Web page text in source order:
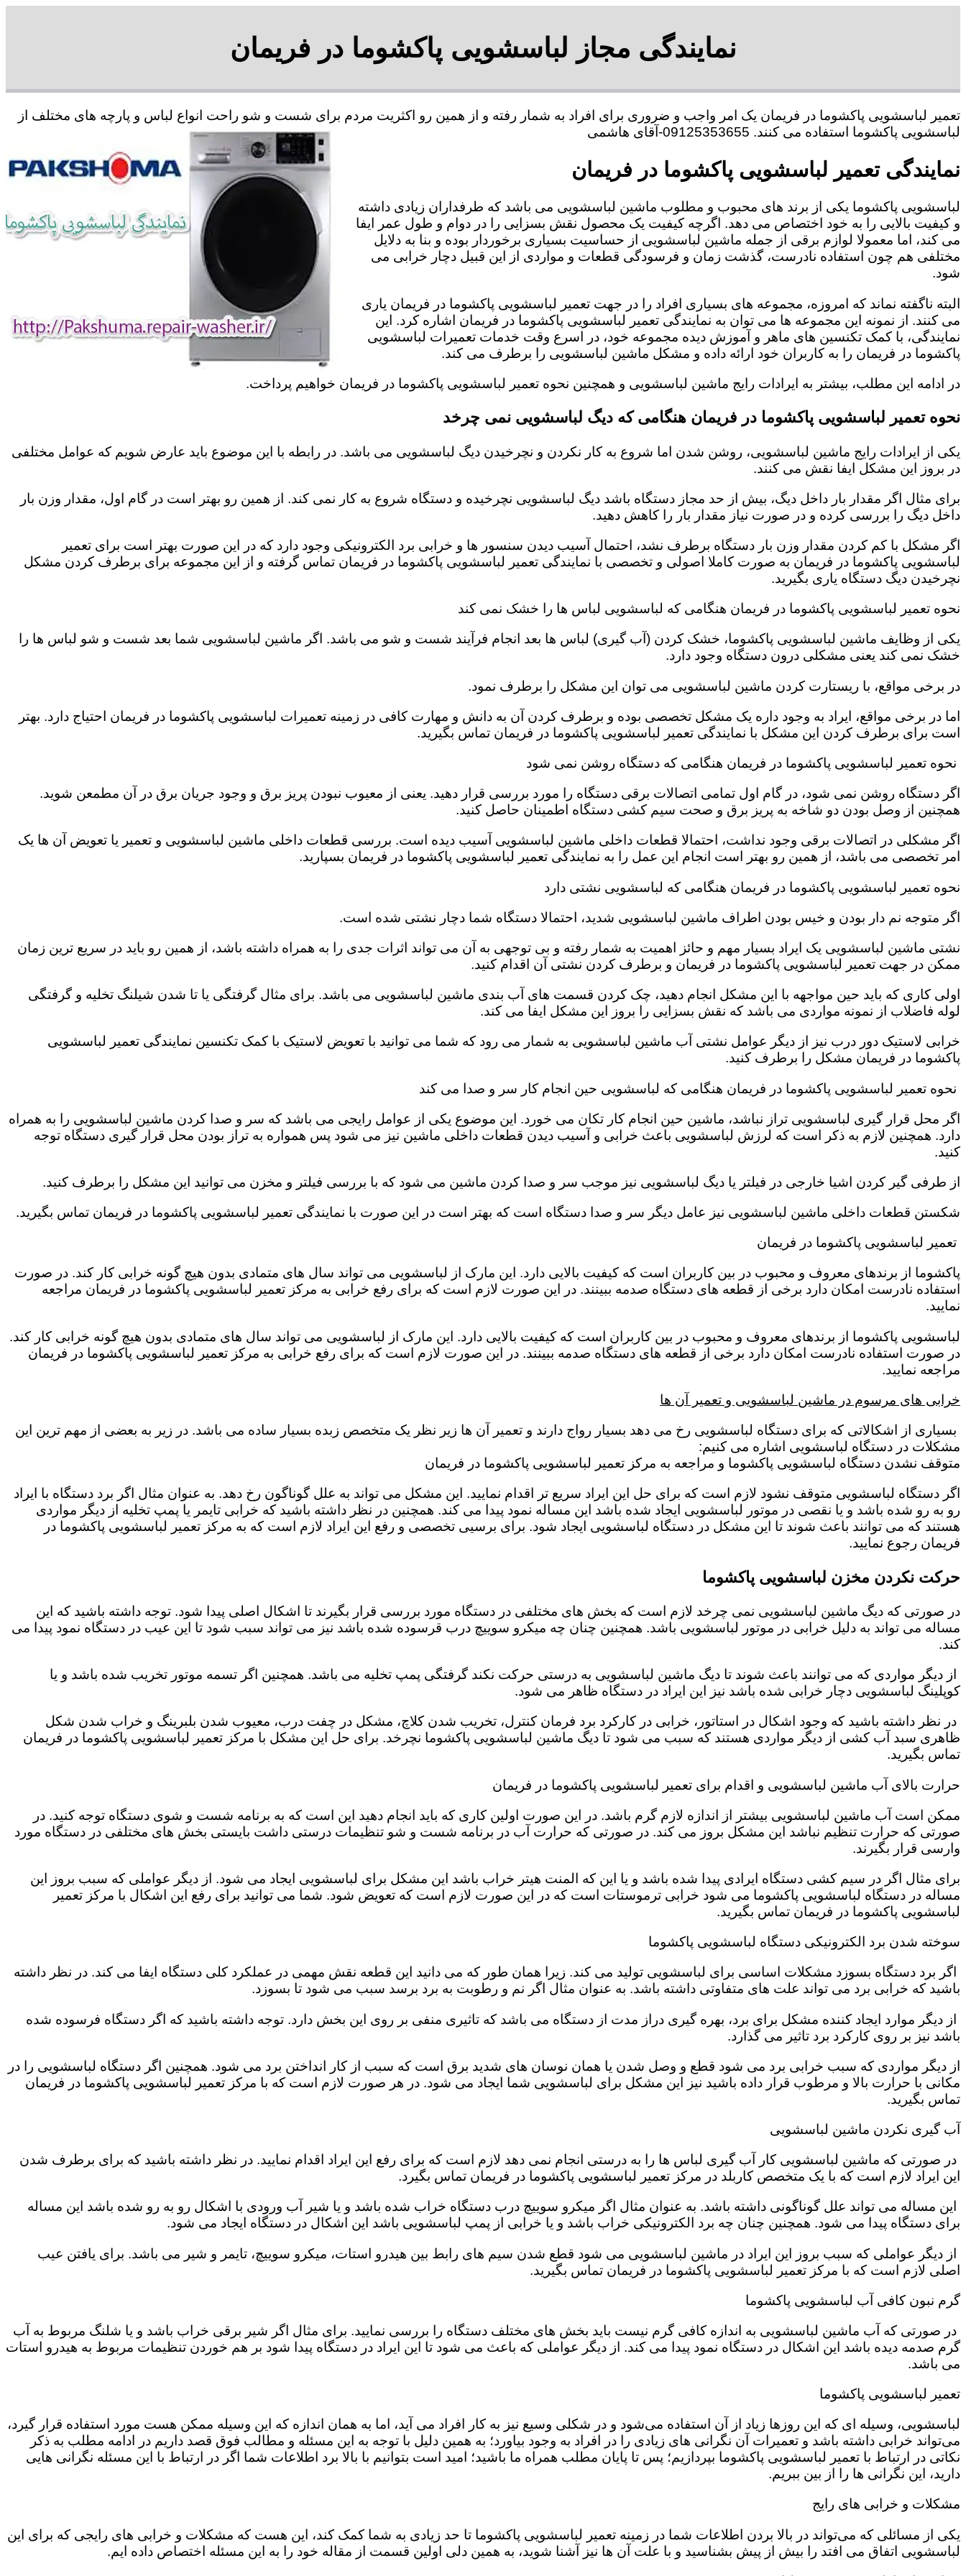
نمایندگی مجاز لباسشویی پاکشوما در فریمان
تعمیر لباسشویی پاکشوما در فریمان یک امر واجب و ضروری برای افراد به شمار رفته و از همین رو اکثریت مردم برای شست و شو راحت انواع لباس و پارچه های مختلف از
لباسشویی پاکشوما استفاده می کنند. 09125353655-آقای هاشمی
نمایندگی تعمیر لباسشویی پاکشوما در فریمان
لباسشویی پاکشوما یکی از برند های محبوب و مطلوب ماشین لباسشویی می باشد که طرفداران زیادی داشته
و کیفیت بالایی را به خود اختصاص می دهد. اگرچه کیفیت یک محصول نقش بسزایی را در دوام و طول عمر ایفا
می کند، اما معمولا لوازم برقی از جمله ماشین لباسشویی از حساسیت بسیاری برخوردار بوده و بنا به دلایل
مختلفی هم چون استفاده نادرست، گذشت زمان و فرسودگی قطعات و مواردی از این قبیل دچار خرابی می
شود.
البته ناگفته نماند که امروزه، مجموعه های بسیاری افراد را در جهت تعمیر لباسشویی پاکشوما در فریمان یاری
می کنند. از نمونه این مجموعه ها می توان به نمایندگی تعمیر لباسشویی پاکشوما در فریمان اشاره کرد. این
نمایندگی، با کمک تکنسین های ماهر و آموزش دیده مجموعه خود، در اسرع وقت خدمات تعمیرات لباسشویی
پاکشوما در فریمان را به کاربران خود ارائه داده و مشکل ماشین لباسشویی را برطرف می کند.
در ادامه این مطلب، بیشتر به ایرادات رایج ماشین لباسشویی و همچنین نحوه تعمیر لباسشویی پاکشوما در فریمان خواهیم پرداخت.
نحوه تعمیر لباسشویی پاکشوما در فریمان هنگامی که دیگ لباسشویی نمی چرخد
یکی از ایرادات رایج ماشین لباسشویی، روشن شدن اما شروع به کار نکردن و نچرخیدن دیگ لباسشویی می باشد. در رابطه با این موضوع باید عارض شویم که عوامل مختلفی
در بروز این مشکل ایفا نقش می کنند.
برای مثال اگر مقدار بار داخل دیگ، بیش از حد مجاز دستگاه باشد دیگ لباسشویی نچرخیده و دستگاه شروع به کار نمی کند. از همین رو بهتر است در گام اول، مقدار وزن بار
داخل دیگ را بررسی کرده و در صورت نیاز مقدار بار را کاهش دهید‌.
اگر مشکل با کم کردن مقدار وزن بار دستگاه برطرف نشد، احتمال آسیب دیدن سنسور ها و خرابی برد الکترونیکی وجود دارد که در این صورت بهتر است برای تعمیر
لباسشویی پاکشوما در فریمان به صورت کاملا اصولی و تخصصی با نمایندگی تعمیر لباسشویی پاکشوما در فریمان تماس گرفته و از این مجموعه برای برطرف کردن مشکل
نچرخیدن دیگ دستگاه یاری بگیرید.
نحوه تعمیر لباسشویی پاکشوما در فریمان هنگامی که لباسشویی لباس ها را خشک نمی کند
یکی از وظایف ماشین لباسشویی پاکشوما، خشک کردن (آب گیری) لباس ها بعد انجام فرآیند شست و شو می باشد. اگر ماشین لباسشویی شما بعد شست و شو لباس ها را
خشک نمی کند یعنی مشکلی درون دستگاه وجود دارد.
در برخی مواقع، با ریستارت کردن ماشین لباسشویی می توان این مشکل را برطرف نمود.
اما در برخی مواقع، ایراد به وجود داره یک مشکل تخصصی بوده و برطرف کردن آن به دانش و مهارت کافی در زمینه تعمیرات لباسشویی پاکشوما در فریمان احتیاج دارد. بهتر
است برای برطرف کردن این مشکل با نمایندگی تعمیر لباسشویی پاکشوما در فریمان تماس بگیرید.
نحوه تعمیر لباسشویی پاکشوما در فریمان هنگامی که دستگاه روشن نمی شود
اگر دستگاه روشن نمی شود، در گام اول تمامی اتصالات برقی دستگاه را مورد بررسی قرار دهید. یعنی از معیوب نبودن پریز برق و وجود جریان برق در آن مطمعن شوید.
همچنین از وصل بودن دو شاخه به پریز برق و صحت سیم کشی دستگاه اطمینان حاصل کنید.
اگر مشکلی در اتصالات برقی وجود نداشت، احتمالا قطعات داخلی ماشین لباسشویی آسیب دیده است‌. بررسی قطعات داخلی ماشین لباسشویی و تعمیر یا تعویض آن ها یک
امر تخصصی می باشد، از همین رو بهتر است انجام این عمل را به نمایندگی تعمیر لباسشویی پاکشوما در فریمان بسپارید.
نحوه تعمیر لباسشویی پاکشوما در فریمان هنگامی که لباسشویی نشتی دارد
اگر متوجه نم دار بودن و خیس بودن اطراف ماشین لباسشویی شدید، احتمالا دستگاه شما دچار نشتی شده است‌.
نشتی ماشین لباسشویی یک ایراد بسیار مهم و حائز اهمیت به شمار رفته و بی توجهی به آن می تواند اثرات جدی را به همراه داشته باشد، از همین رو باید در سریع ترین زمان
ممکن در جهت تعمیر لباسشویی پاکشوما در فریمان و برطرف کردن نشتی آن اقدام کنید.
اولی کاری که باید حین مواجهه با این مشکل انجام دهید، چک کردن قسمت های آب بندی ماشین لباسشویی می باشد. برای مثال گرفتگی یا تا شدن شیلنگ تخلیه و گرفتگی
لوله فاضلاب از نمونه مواردی می باشد که نقش بسزایی را بروز این مشکل ایفا می کند‌‌.
خرابی لاستیک دور درب نیز از دیگر عوامل نشتی آب ماشین لباسشویی به شمار می رود که شما می توانید با تعویض لاستیک با کمک تکنسین نمایندگی تعمیر لباسشویی
پاکشوما در فریمان مشکل را برطرف کنید.
نحوه تعمیر لباسشویی پاکشوما در فریمان هنگامی که لباسشویی حین انجام کار سر و صدا می کند
اگر محل قرار گیری لباسشویی تراز نباشد، ماشین حین انجام کار تکان می خورد‌. این موضوع یکی از عوامل رایجی می باشد که سر و صدا کردن ماشین لباسشویی را به همراه
دارد. همچنین لازم به ذکر است که لرزش لباسشویی باعث خرابی و آسیب دیدن قطعات داخلی ماشین نیز می شود پس همواره به تراز بودن محل قرار گیری دستگاه توجه
کنید.
از طرفی گیر کردن اشیا خارجی در فیلتر یا دیگ لباسشویی نیز موجب سر و صدا کردن ماشین می شود که با بررسی فیلتر و مخزن می توانید این مشکل را برطرف کنید.
شکستن قطعات داخلی ماشین لباسشویی نیز عامل دیگر سر و صدا دستگاه است که بهتر است در این صورت با نمایندگی تعمیر لباسشویی پاکشوما در فریمان تماس بگیرید.
تعمیر لباسشویی پاکشوما در فریمان
پاکشوما از برندهای معروف و محبوب در بین کاربران است که کیفیت بالایی دارد. این مارک از لباسشویی می تواند سال های متمادی بدون هیچ گونه خرابی کار کند. در صورت
استفاده نادرست امکان دارد برخی از قطعه های دستگاه صدمه ببینند. در این صورت لازم است که برای رفع خرابی به مرکز تعمیر لباسشویی پاکشوما در فریمان مراجعه
نمایید.
لباسشویی پاکشوما از برندهای معروف و محبوب در بین کاربران است که کیفیت بالایی دارد. این مارک از لباسشویی می تواند سال های متمادی بدون هیچ گونه خرابی کار کند.
در صورت استفاده نادرست امکان دارد برخی از قطعه های دستگاه صدمه ببینند. در این صورت لازم است که برای رفع خرابی به مرکز تعمیر لباسشویی پاکشوما در فریمان
مراجعه نمایید.
خرابی های مرسوم در ماشین لباسشویی و تعمیر آن ها
بسیاری از اشکالاتی که برای دستگاه لباسشویی رخ می دهد بسیار رواج دارند و تعمیر آن ها زیر نظر یک متخصص زبده بسیار ساده می باشد. در زیر به بعضی از مهم ترین این
مشکلات در دستگاه لباسشویی اشاره می کنیم:
متوقف نشدن دستگاه لباسشویی پاکشوما و مراجعه به مرکز تعمیر لباسشویی پاکشوما در فریمان
اگر دستگاه لباسشویی متوقف نشود لازم است که برای حل این ایراد سریع تر اقدام نمایید. این مشکل می تواند به علل گوناگون رخ دهد. به عنوان مثال اگر برد دستگاه با ایراد
رو به رو شده باشد و یا نقصی در موتور لباسشویی ایجاد شده باشد این مساله نمود پیدا می کند. همچنین در نظر داشته باشید که خرابی تایمر یا پمپ تخلیه از دیگر مواردی
هستند که می توانند باعث شوند تا این مشکل در دستگاه لباسشویی ایجاد شود. برای برسیی تخصصی و رفع این ایراد لازم است که به مرکز تعمیر لباسشویی پاکشوما در
فریمان رجوع نمایید.
حرکت نکردن مخزن لباسشویی پاکشوما
در صورتی که دیگ ماشین لباسشویی نمی چرخد لازم است که بخش های مختلفی در دستگاه مورد بررسی قرار بگیرند تا اشکال اصلی پیدا شود. توجه داشته باشید که این
مساله می تواند به دلیل خرابی در موتور لباسشویی باشد. همچنین چنان چه میکرو سوییچ درب قرسوده شده باشد نیز می تواند سبب شود تا این عیب در دستگاه نمود پیدا می
کند.
از دیگر مواردی که می توانند باعث شوند تا دیگ ماشین لباسشویی به درستی حرکت نکند گرفتگی پمپ تخلیه می باشد. همچنین اگر تسمه موتور تخریب شده باشد و یا
کوپلینگ لباسشویی دچار خرابی شده باشد نیز این ایراد در دستگاه ظاهر می شود.
در نظر داشته باشید که وجود اشکال در استاتور، خرابی در کارکرد برد فرمان کنترل، تخریب شدن کلاچ، مشکل در چفت درب، معیوب شدن بلبرینگ و خراب شدن شکل
ظاهری سبد آب کشی از دیگر مواردی هستند که سبب می شود تا دیگ ماشین لباسشویی پاکشوما نچرخد. برای حل این مشکل با مرکز تعمیر لباسشویی پاکشوما در فریمان
تماس بگیرید.
حرارت بالای آب ماشین لباسشویی و اقدام برای تعمیر لباسشویی پاکشوما در فریمان
ممکن است آب ماشین لباسشویی بیشتر از اندازه لازم گرم باشد. در این صورت اولین کاری که باید انجام دهید این است که به برنامه شست و شوی دستگاه توجه کنید. در
صورتی که حرارت تنظیم نباشد این مشکل بروز می کند. در صورتی که حرارت آب در برنامه شست و شو تنظیمات درستی داشت بایستی بخش های مختلفی در دستگاه مورد
وارسی قرار بگیرند.
برای مثال اگر در سیم کشی دستگاه ایرادی پیدا شده باشد و یا این که المنت هیتر خراب باشد این مشکل برای لباسشویی ایجاد می شود. از دیگر عواملی که سبب بروز این
مساله در دستگاه لباسشویی پاکشوما می شود خرابی ترموستات است که در این صورت لازم است که تعویض شود. شما می توانید برای رفع این اشکال با مرکز تعمیر
لباسشویی پاکشوما در فریمان تماس بگیرید.
سوخته شدن برد الکترونیکی دستگاه لباسشویی پاکشوما
اگر برد دستگاه بسوزد مشکلات اساسی برای لباسشویی تولید می کند. زیرا همان طور که می دانید این قطعه نقش مهمی در عملکرد کلی دستگاه ایفا می کند. در نظر داشته
باشید که خرابی برد می تواند علت های متفاوتی داشته باشد. به عنوان مثال اگر نم و رطوبت به برد برسد سبب می شود تا بسوزد.
از دیگر موارد ایجاد کننده مشکل برای برد، بهره گیری دراز مدت از دستگاه می باشد که تاثیری منفی بر روی این بخش دارد. توجه داشته باشید که اگر دستگاه فرسوده شده
باشد نیز بر روی کارکرد برد تاثیر می گذارد.
از دیگر مواردی که سبب خرابی برد می شود قطع و وصل شدن یا همان نوسان های شدید برق است که سبب از کار انداختن برد می شود. همچنین اگر دستگاه لباسشویی را در
مکانی با حرارت بالا و مرطوب قرار داده باشید نیز این مشکل برای لباسشویی شما ایجاد می شود. در هر صورت لازم است که با مرکز تعمیر لباسشویی پاکشوما در فریمان
تماس بگیرید.
آب گیری نکردن ماشین لباسشویی
در صورتی که ماشین لباسشویی کار آب گیری لباس ها را به درستی انجام نمی دهد لازم است که برای رفع این ایراد اقدام نمایید. در نظر داشته باشید که برای برطرف شدن
این ایراد لازم است که با یک متخصص کاربلد در مرکز تعمیر لباسشویی پاکشوما در فریمان تماس بگیرد.
این مساله می تواند علل گوناگونی داشته باشد. به عنوان مثال اگر میکرو سوییچ درب دستگاه خراب شده باشد و یا شیر آب ورودی با اشکال رو به رو شده باشد این مساله
برای دستگاه پیدا می شود. همچنین چنان چه برد الکترونیکی خراب باشد و یا خرابی از پمپ لباسشویی باشد این اشکال در دستگاه ایجاد می شود.
از دیگر عواملی که سبب بروز این ایراد در ماشین لباسشویی می شود قطع شدن سیم های رابط بین هیدرو استات، میکرو سوییچ، تایمر و شیر می باشد. برای یافتن عیب
اصلی لازم است که با مرکز تعمیر لباسشویی پاکشوما در فریمان تماس بگیرید.
گرم نبون کافی آب لباسشویی پاکشوما
در صورتی که آب ماشین لباسشویی به اندازه کافی گرم نیست باید بخش های مختلف دستگاه را بررسی نمایید. برای مثال اگر شیر برقی خراب باشد و یا شلنگ مربوط به آب
گرم صدمه دیده باشد این اشکال در دستگاه نمود پیدا می کند. از دیگر عواملی که باعث می شود تا این ایراد در دستگاه پیدا شود بر هم خوردن تنظیمات مربوط به هیدرو استات
می باشد.
تعمیر لباسشویی پاکشوما
لباسشویی، وسیله ای که این روزها زیاد از آن استفاده می‌شود و در شکلی وسیع نیز به کار افراد می آید، اما به همان اندازه که این وسیله ممکن هست مورد استفاده قرار گیرد،
می‌تواند خرابی داشته باشد و تعمیرات آن نگرانی های زیادی را در افراد به وجود بیاورد؛ به همین دلیل با توجه به این مسئله و مطالب فوق قصد داریم در ادامه مطلب به ذکر
نکاتی در ارتباط با تعمیر لباسشویی پاکشوما بپردازیم؛ پس تا پایان مطلب همراه ما باشید؛ امید است بتوانیم با بالا برد اطلاعات شما اگر در ارتباط با این مسئله نگرانی هایی
دارید، این نگرانی ها را از بین ببریم.
مشکلات و خرابی های رایج
یکی از مسائلی که می‌تواند در بالا بردن اطلاعات شما در زمینه تعمیر لباسشویی پاکشوما تا حد زیادی به شما کمک کند، این هست که مشکلات و خرابی های رایجی که برای این
لباسشویی اتفاق می افتد را بیش از پیش بشناسید و با علت آن ها نیز آشنا شوید، به همین دلی اولین قسمت از مقاله خود را به این مسئله اختصاص داده ایم.